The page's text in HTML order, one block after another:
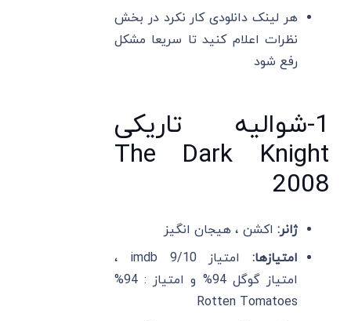
هر لینک دانلودی کار نکرد در بخش
نظرات اعلام کنید تا سریعا مشکل
رفع شود
1-شوالیه تاریکی
The Dark Knight
2008
ژانر: اکشن ، هیجان انگیز
امتیازها:
امتیاز imdb 9/10 ،
امتیاز گوگل 94% و امتیاز : 94%
Rotten Tomatoes